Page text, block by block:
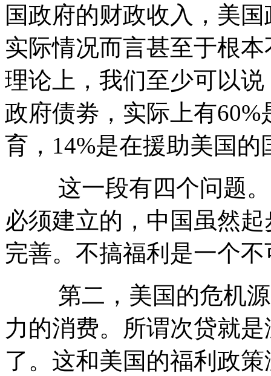
国政府的财政收入，美
实际情况而言甚至于根
理论上，我们至少可以
政府债劵，实际上有
育，14%是在援助美国的
这一段有四个问题。
必须建立的，中国虽然
完善。不搞福利是一个
第二，美国的危机源
力的消费。所谓次贷就
了。这和美国的福利政